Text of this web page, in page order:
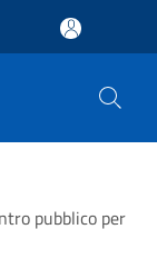
pubblico per